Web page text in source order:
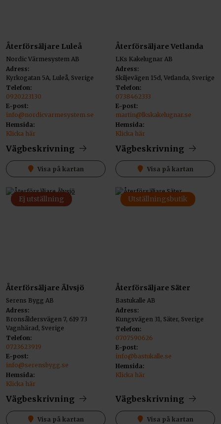
Återförsäljare Luleå
Nordic Värmesystem AB
Adress:
Kyrkogatan 5A, Luleå, Sverige
Telefon:
0920223130
E-post:
info@nordicvarmesystem.se
Hemsida:
Klicka här
Vägbeskrivning
Visa på kartan
Återförsäljare Vetlanda
LKs Kakelugnar AB
Adress:
Skiljevägen 15d, Vetlanda, Sverige
Telefon:
0738462333
E-post:
martin@lkskakelugnar.se
Hemsida:
Klicka här
Vägbeskrivning
Visa på kartan
Ej utställning
Återförsäljare Älvsjö
Serens Bygg AB
Adress:
Bronsåldersvägen 7, 619 73
Vagnhärad, Sverige
Telefon:
0723623919
E-post:
info@serensbygg.se
Hemsida:
Klicka här
Vägbeskrivning
Visa på kartan
Utställningsbutik
Återförsäljare Säter
Bastukalle AB
Adress:
Kungsvägen 31, Säter, Sverige
Telefon:
0707590626
E-post:
info@bastukalle.se
Hemsida:
Klicka här
Vägbeskrivning
Visa på kartan